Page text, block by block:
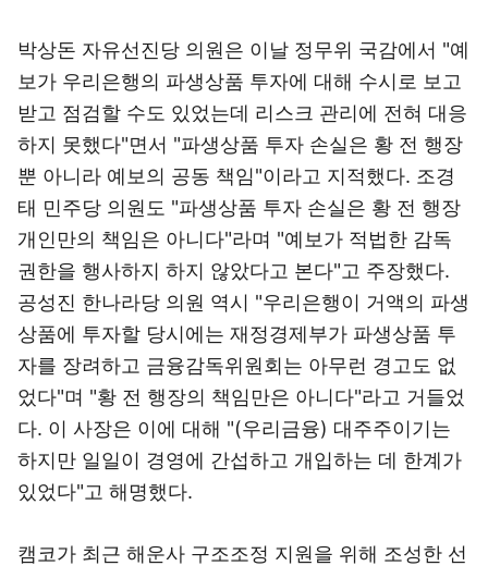
박상돈 자유선진당 의원은 이날 정무위 국감에서 "예
보가 우리은행의 파생상품 투자에 대해 수시로 보고
받고 점검할 수도 있었는데 리스크 관리에 전혀 대응
하지 못했다"면서 "파생상품 투자 손실은 황 전 행장
뿐 아니라 예보의 공동 책임"이라고 지적했다. 조경
태 민주당 의원도 "파생상품 투자 손실은 황 전 행장
개인만의 책임은 아니다"라며 "예보가 적법한 감독
권한을 행사하지 하지 않았다고 본다"고 주장했다.
공성진 한나라당 의원 역시 "우리은행이 거액의 파생
상품에 투자할 당시에는 재정경제부가 파생상품 투
자를 장려하고 금융감독위원회는 아무런 경고도 없
었다"며 "황 전 행장의 책임만은 아니다"라고 거들었
다. 이 사장은 이에 대해 "(우리금융) 대주주이기는
하지만 일일이 경영에 간섭하고 개입하는 데 한계가
있었다"고 해명했다.
캠코가 최근 해운사 구조조정 지원을 위해 조성한 선